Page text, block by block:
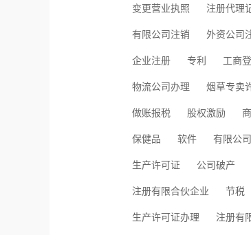
变更营业执照
注册代理
有限公司注销
外资公司
企业注册
专利 工商
物流公司办理
烟草专卖
做账报税
股权激励
保健品
软件 有限公司
生产许可证
公司破产
注册有限合伙企业
节税
生产许可证办理
注册有